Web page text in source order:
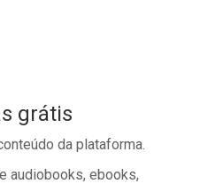
grátis
da plataforma.
audiobooks, ebooks,